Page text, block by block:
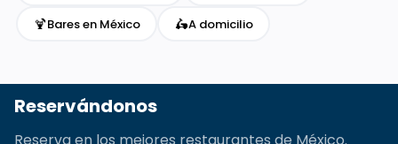
🍹Bares en México 🛵A domicilio
Reservándonos